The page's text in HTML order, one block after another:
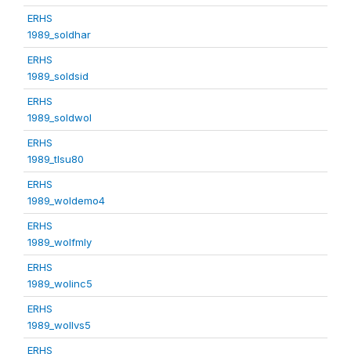
ERHS
1989_soldhar
ERHS
1989_soldsid
ERHS
1989_soldwol
ERHS
1989_tlsu80
ERHS
1989_woldemo4
ERHS
1989_wolfmly
ERHS
1989_wolinc5
ERHS
1989_wollvs5
ERHS